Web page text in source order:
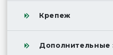
Крепеж
Дополнительные